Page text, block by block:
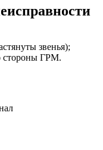
звенья);
стороны ГРМ.